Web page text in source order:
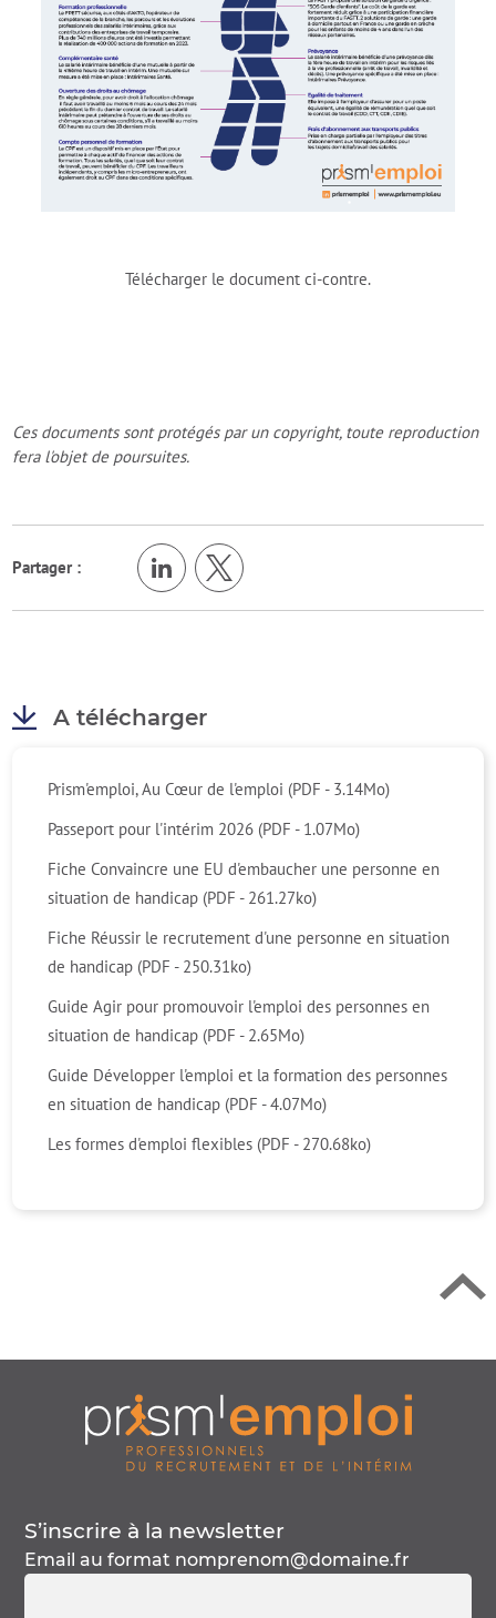
Télécharger le document ci-contre.
Ces documents sont protégés par un copyright, toute reproduction
fera l'objet de poursuites.
Partager :
A télécharger
Prism'emploi, Au Cœur de l'emploi (PDF - 3.14Mo)
Passeport pour l'intérim 2026 (PDF - 1.07Mo)
Fiche Convaincre une EU d'embaucher une personne en
situation de handicap (PDF - 261.27ko)
Fiche Réussir le recrutement d'une personne en situation
de handicap (PDF - 250.31ko)
Guide Agir pour promouvoir l'emploi des personnes en
situation de handicap (PDF - 2.65Mo)
Guide Développer l'emploi et la formation des personnes
en situation de handicap (PDF - 4.07Mo)
Les formes d'emploi flexibles (PDF - 270.68ko)
S’inscrire à la newsletter
Email au format nomprenom@domaine.fr